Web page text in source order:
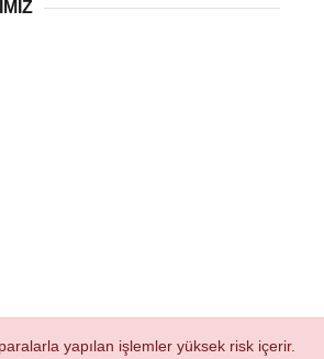
yapılan işlemler yüksek risk içerir.